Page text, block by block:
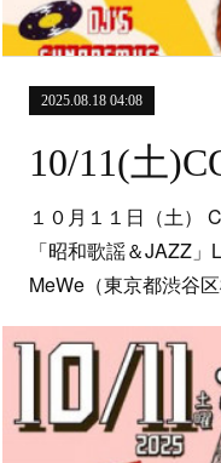
2025.08.18 04:08
１０月１１日（土）
「昭和歌謡＆JAZZ
MeWe（東京都渋谷